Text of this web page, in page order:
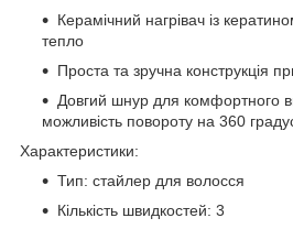
Керамічний нагрівач із
тепло
Проста та зручна конструкція
Довгий шнур для комфортного
можливість повороту на 360
Характеристики:
Тип: стайлер для волосся
Кількість швидкостей: 3